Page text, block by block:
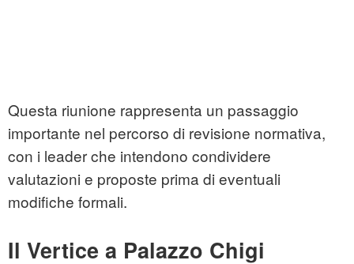
Questa riunione rappresenta un passaggio
importante nel percorso di revisione normativa,
con i leader che intendono condividere
valutazioni e proposte prima di eventuali
modifiche formali.
Il Vertice a Palazzo Chigi